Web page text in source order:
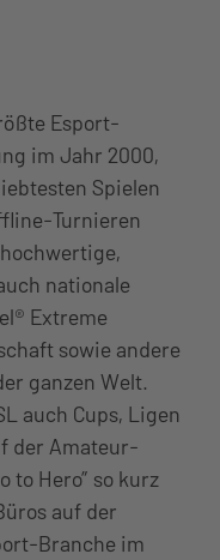
Esport-
im Jahr 2000,
Spielen
Turnieren
nationale
Extreme
sowie andere
ganzen Welt.
auch Cups, Ligen
der Amateur-
to Hero” so kurz
auf der
Branche im